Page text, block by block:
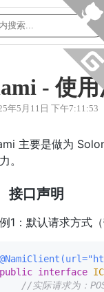
- 使
年5月11日 下午7:11:53
主要是做为
。
接口声明
1：默认请求方式
public interface
//实际请求为：